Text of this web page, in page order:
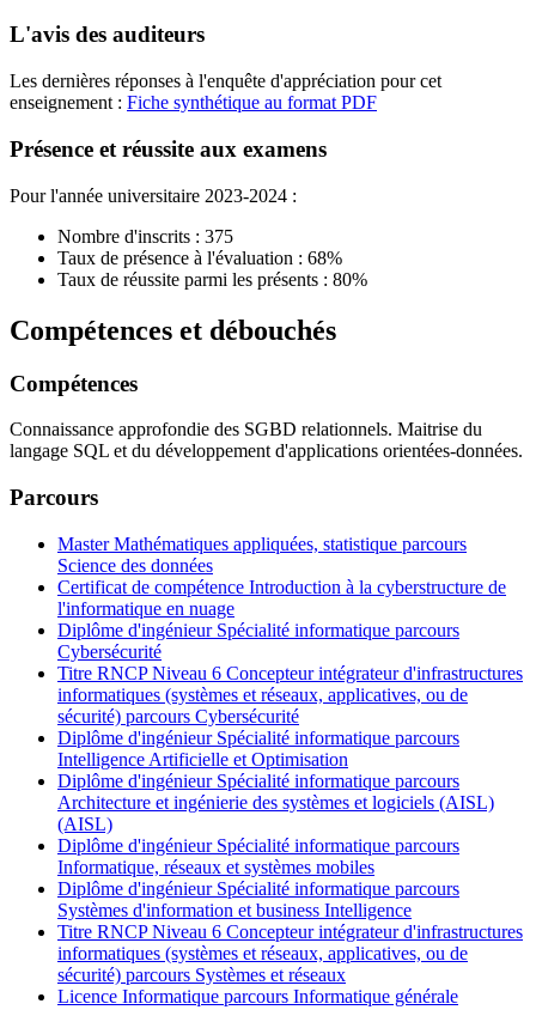
L'avis des auditeurs
Les dernières réponses à l'enquête d'appréciation pour cet
enseignement : Fiche synthétique au format PDF
Présence et réussite aux examens
Pour l'année universitaire 2023-2024 :
Nombre d'inscrits : 375
Taux de présence à l'évaluation : 68%
Taux de réussite parmi les présents : 80%
Compétences et débouchés
Compétences
Connaissance approfondie des SGBD relationnels. Maitrise du
langage SQL et du développement d'applications orientées-données.
Parcours
Master Mathématiques appliquées, statistique parcours
Science des données
Certificat de compétence Introduction à la cyberstructure de
l'informatique en nuage
Diplôme d'ingénieur Spécialité informatique parcours
Cybersécurité
Titre RNCP Niveau 6 Concepteur intégrateur d'infrastructures
informatiques (systèmes et réseaux, applicatives, ou de
sécurité) parcours Cybersécurité
Diplôme d'ingénieur Spécialité informatique parcours
Intelligence Artificielle et Optimisation
Diplôme d'ingénieur Spécialité informatique parcours
Architecture et ingénierie des systèmes et logiciels (AISL)
(AISL)
Diplôme d'ingénieur Spécialité informatique parcours
Informatique, réseaux et systèmes mobiles
Diplôme d'ingénieur Spécialité informatique parcours
Systèmes d'information et business Intelligence
Titre RNCP Niveau 6 Concepteur intégrateur d'infrastructures
informatiques (systèmes et réseaux, applicatives, ou de
sécurité) parcours Systèmes et réseaux
Licence Informatique parcours Informatique générale